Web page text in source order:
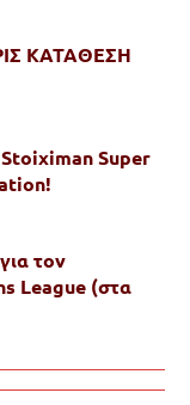
ΚΑΤΑΘΕΣΗ
Stoiximan Super
τoν
League (στα